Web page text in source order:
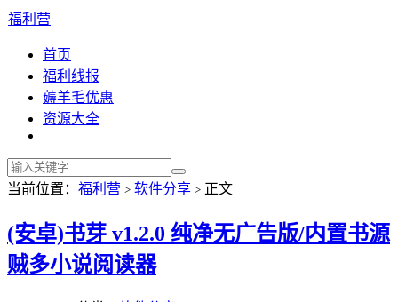
福利营
首页
福利线报
薅羊毛优惠
资源大全
当前位置： 福利营 > 软件分享 > 正文
(安卓)书芽 v1.2.0 纯净无广告版/内置书源
贼多小说阅读器